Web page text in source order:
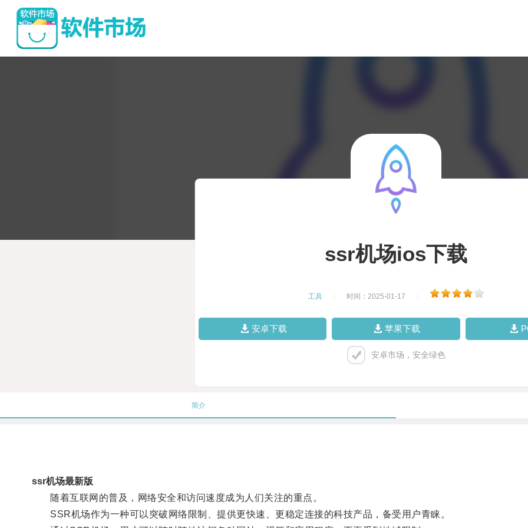
ssr机场ios下载
工具 时间：2025-01-17
安卓下载 苹果下载
安卓市场，安全绿色
简介
ssr机场最新版
随着互联网的普及，网络安全和访问速度成为人们关注的重点。
SSR机场作为一种可以突破网络限制、提供更快速、更稳定连接的科技产品，备受用户青睐。